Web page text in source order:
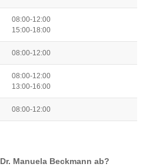
08:00-12:00
15:00-18:00
08:00-12:00
08:00-12:00
13:00-16:00
08:00-12:00
Dr. Manuela Beckmann ab?